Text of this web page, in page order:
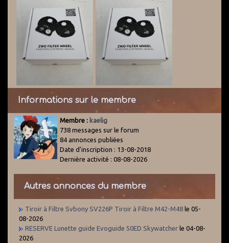
Informations sur le membre
Membre : kaelig
738 messages sur le forum
84 annonces publiées
Date d'inscription : 13-08-2018
Dernière activité : 08-08-2026
Autres annonces du membre
Tiroir à Filtre Svbony SV226P Tiroir à Filtre M42-M48 le 05-
08-2026
RESERVE Lunette guide Evoguide 50ED Skywatcher le 04-08-
2026